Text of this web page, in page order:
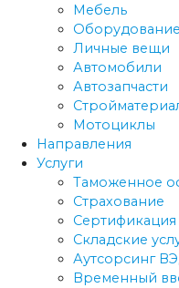
Мебель
Оборудование
Личные вещи
Автомобили
Автозапчасти
Мотоциклы
Направления
Услуги
Таможенное
Страхование
Сертификация
Складские
Аутсорсинг
Временный